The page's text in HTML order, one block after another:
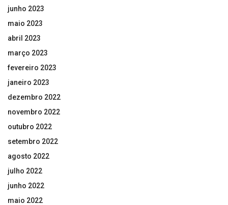
junho 2023
maio 2023
abril 2023
março 2023
fevereiro 2023
janeiro 2023
dezembro 2022
novembro 2022
outubro 2022
setembro 2022
agosto 2022
julho 2022
junho 2022
maio 2022